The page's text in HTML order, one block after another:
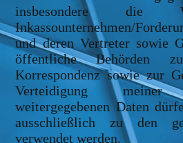
insbesondere die
Inkassounternehmen/
und deren Vertreter sowie
öffentliche Behörden
Korrespondenz sowie zur
Verteidigung
weitergegebenen Daten
ausschließlich zu den
verwendet werden.